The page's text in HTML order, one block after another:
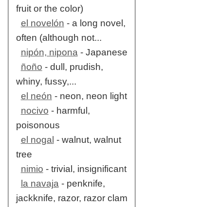
fruit or the color)
el novelón - a long novel,
often (although not...
nipón, nipona - Japanese
ñoño - dull, prudish,
whiny, fussy,...
el neón - neon, neon light
nocivo - harmful,
poisonous
el nogal - walnut, walnut
tree
nimio - trivial, insignificant
la navaja - penknife,
jackknife, razor, razor clam